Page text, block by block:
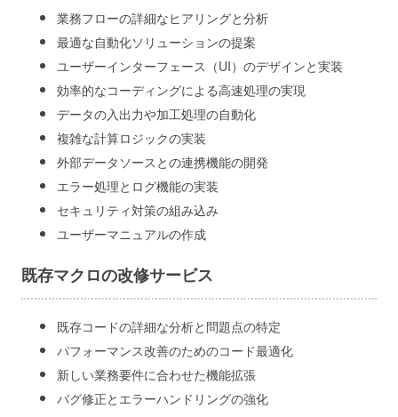
業務フローの詳細なヒアリングと分析
最適な自動化ソリューションの提案
ユーザーインターフェース（UI）のデザインと実装
効率的なコーディングによる高速処理の実現
データの入出力や加工処理の自動化
複雑な計算ロジックの実装
外部データソースとの連携機能の開発
エラー処理とログ機能の実装
セキュリティ対策の組み込み
ユーザーマニュアルの作成
既存マクロの改修サービス
既存コードの詳細な分析と問題点の特定
パフォーマンス改善のためのコード最適化
新しい業務要件に合わせた機能拡張
バグ修正とエラーハンドリングの強化